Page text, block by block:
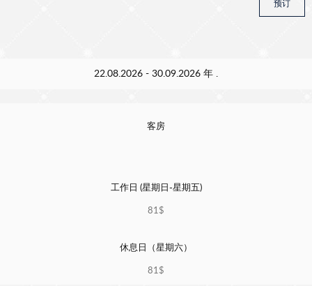
预订
22.08.2026 - 30.09.2026 年 .
客房
工作日 (星期日-星期五)
81$
休息日（星期六）
81$